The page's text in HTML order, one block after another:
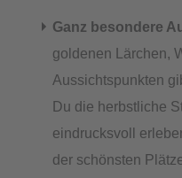
Ganz besondere
goldenen Lärchen,
Aussichtspunkten
Du die herbstliche
eindrucksvoll
der schönsten